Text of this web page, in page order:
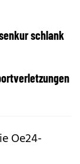
schlank
Oe24-